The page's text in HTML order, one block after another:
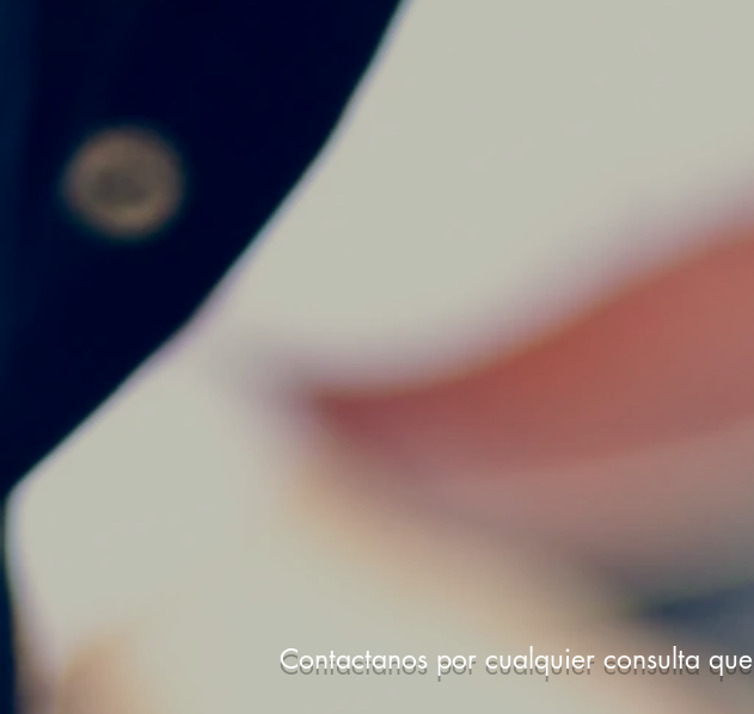
desafíos motivantes.
Porque nuestros profesores de bajo
Porque te ofrecemos mucho mas que los
musica podes realizar diversas actividades
Porque aprender con nosotros es mucho
explorando, es disfrutar, es desarrollar tu
musical, expresividad, es leer y escribir
Porque nuestro lema es "cuando hacemos
Si no tenes instrumento nosotros te lo
Te invitamos a comprobar que no vas a
Contactanos por cualquier consulta